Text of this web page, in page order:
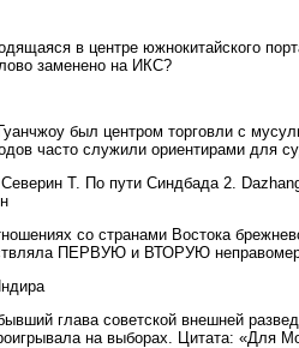
в центре южнокитайского
заменено на ИКС?
Гуанчжоу был центром торговли с
часто служили ориентирами для
Т. По пути Синдбада 2.
со странами Востока
ПЕРВУЮ и ВТОРУЮ
глава советской внешней
на выборах. Цитата: «Для